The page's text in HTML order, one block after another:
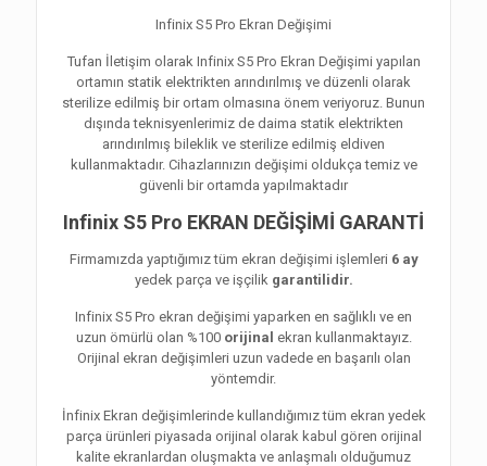
Infinix S5 Pro Ekran Değişimi
Tufan İletişim olarak Infinix S5 Pro Ekran Değişimi yapılan
ortamın statik elektrikten arındırılmış ve düzenli olarak
sterilize edilmiş bir ortam olmasına önem veriyoruz. Bunun
dışında teknisyenlerimiz de daima statik elektrikten
arındırılmış bileklik ve sterilize edilmiş eldiven
kullanmaktadır. Cihazlarınızın değişimi oldukça temiz ve
güvenli bir ortamda yapılmaktadır
Infinix S5 Pro EKRAN DEĞİŞİMİ GARANTİ
Firmamızda yaptığımız tüm ekran değişimi işlemleri 6 ay
yedek parça ve işçilik garantilidir.
Infinix S5 Pro ekran değişimi yaparken en sağlıklı ve en
uzun ömürlü olan %100 orijinal ekran kullanmaktayız.
Orijinal ekran değişimleri uzun vadede en başarılı olan
yöntemdir.
İnfinix Ekran değişimlerinde kullandığımız tüm ekran yedek
parça ürünleri piyasada orijinal olarak kabul gören orijinal
kalite ekranlardan oluşmakta ve anlaşmalı olduğumuz